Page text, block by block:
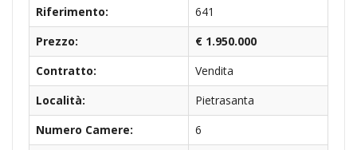
Riferimento:
641
Prezzo:
€ 1.950.000
Contratto:
Vendita
Località:
Pietrasanta
Numero Camere:
6